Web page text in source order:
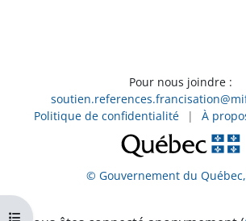
Ouvrir l’index du cours
Pour nous joindre :
Politique de confidentialité
| À
© Gouvernement du